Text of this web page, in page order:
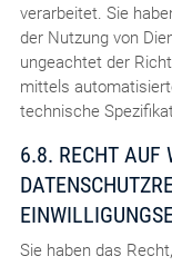
verarbeitet. Sie
der Nutzung von
ungeachtet der
mittels
technische
6.8. RECHT AUF
Sie haben das